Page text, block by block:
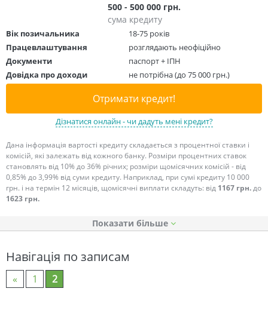
500 - 500 000 грн.
сума кредиту
Вік позичальника
18-75 років
Працевлаштування
розглядають неофіційно
Документи
паспорт + ІПН
Довідка про доходи
не потрібна (до 75 000 грн.)
Отримати кредит!
Дізнатися онлайн - чи дадуть мені кредит?
Дана інформація вартості кредиту складається з процентної ставки і
комісій, які залежать від кожного банку. Розміри процентних ставок
становлять від 10% до 36% річних; розміри щомісячних комісій - від
0,85% до 3,99% від суми кредиту. Наприклад, при сумі кредиту 10 000
грн. і на термін 12 місяців, щомісячні виплати складуть: від 1167 грн.до
1623 грн.
Показати
Навігація по записам
« 1 2